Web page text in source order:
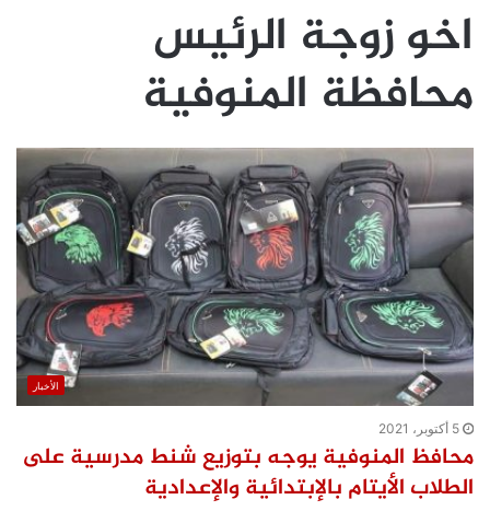
اخو زوجة الرئيس
محافظة المنوفية
الأخبار
5 أكتوبر، 2021
محافظ المنوفية يوجه بتوزيع شنط مدرسية على
الطلاب الأيتام بالإبتدائية والإعدادية